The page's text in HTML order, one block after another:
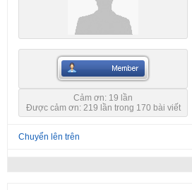
Cảm ơn: 19 lần
Được cảm ơn: 219 lần trong 170 bài viết
Chuyển lên trên